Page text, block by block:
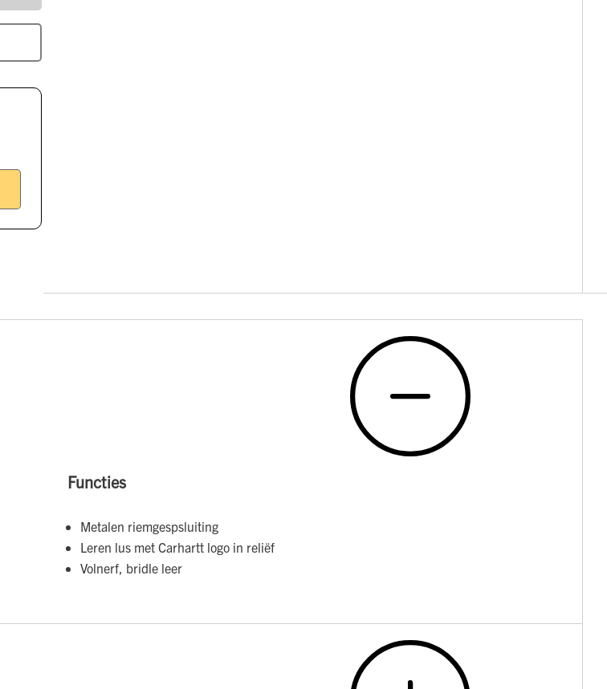
Functies
Metalen riemgespsluiting
Leren lus met Carhartt logo in reliëf
Volnerf, bridle leer